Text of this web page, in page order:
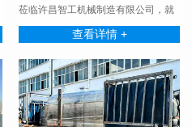
莅临许昌智工机械制造有限公司，就
炒豆子机器设备采···
查看详情 +